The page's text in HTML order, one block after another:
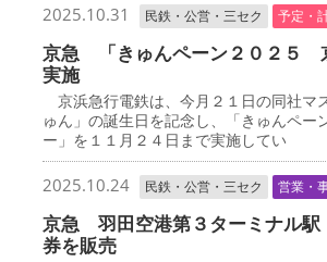
2025.10.31 民鉄・公営・三セク 予定・
京急 「きゅんペーン２０２５
実施
京浜急行電鉄は、今月２１日の同社マ
ゅん」の誕生日を記念し、「きゅんペ
ー」を１１月２４日まで実施してい
2025.10.24 民鉄・公営・三セク 営業・
京急 羽田空港第３ターミナル
券を販売